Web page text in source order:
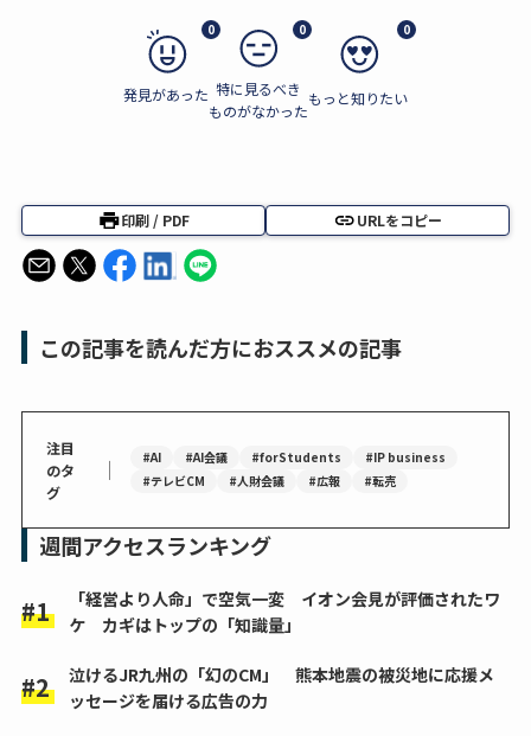
0
発見があった
0
特に見るべき
ものがなかった
0
もっと知りたい
印刷 / PDF URLをコピー
この記事を読んだ方におススメの記事
注目
のタ
グ
｜ #AI #AI会議 #forStudents
#IP business
#テレビCM
#人財会議 #広報 #転売
週間アクセスランキング
「経営より人命」で空気一変 イオン会見が評価されたワ
ケ カギはトップの「知識量」
泣けるJR九州の「幻のCM」 熊本地震の被災地に応援メ
ッセージを届ける広告の力